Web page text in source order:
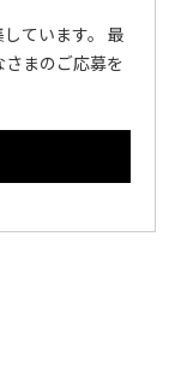
ています。 最
まのご応募を